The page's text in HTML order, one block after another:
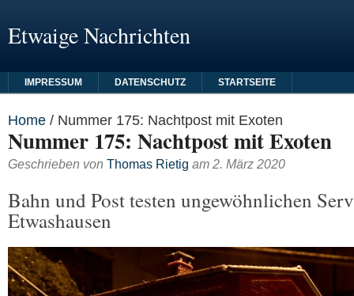
Etwaige Nachrichten
IMPRESSUM DATENSCHUTZ STARTSEITE
Home / Nummer 175: Nachtpost mit Exoten
Nummer 175: Nachtpost mit Exoten
Geschrieben von Thomas Rietig am 2. März 2020
Bahn und Post testen ungewöhnlichen
Etwashausen